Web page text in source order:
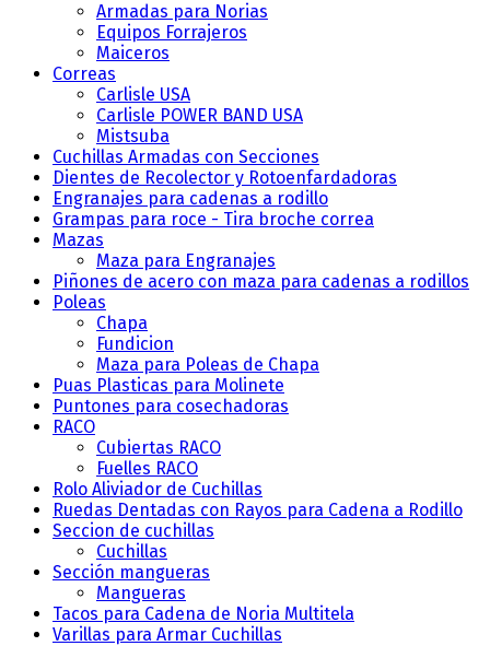
Armadas para Norias
Equipos Forrajeros
Maiceros
Correas
Carlisle USA
Carlisle POWER BAND USA
Mistsuba
Cuchillas Armadas con Secciones
Dientes de Recolector y Rotoenfardadoras
Engranajes para cadenas a rodillo
Grampas para roce - Tira broche correa
Mazas
Maza para Engranajes
Piñones de acero con maza para cadenas a rodillos
Poleas
Chapa
Fundicion
Maza para Poleas de Chapa
Puas Plasticas para Molinete
Puntones para cosechadoras
RACO
Cubiertas RACO
Fuelles RACO
Rolo Aliviador de Cuchillas
Ruedas Dentadas con Rayos para Cadena a Rodillo
Seccion de cuchillas
Cuchillas
Sección mangueras
Mangueras
Tacos para Cadena de Noria Multitela
Varillas para Armar Cuchillas